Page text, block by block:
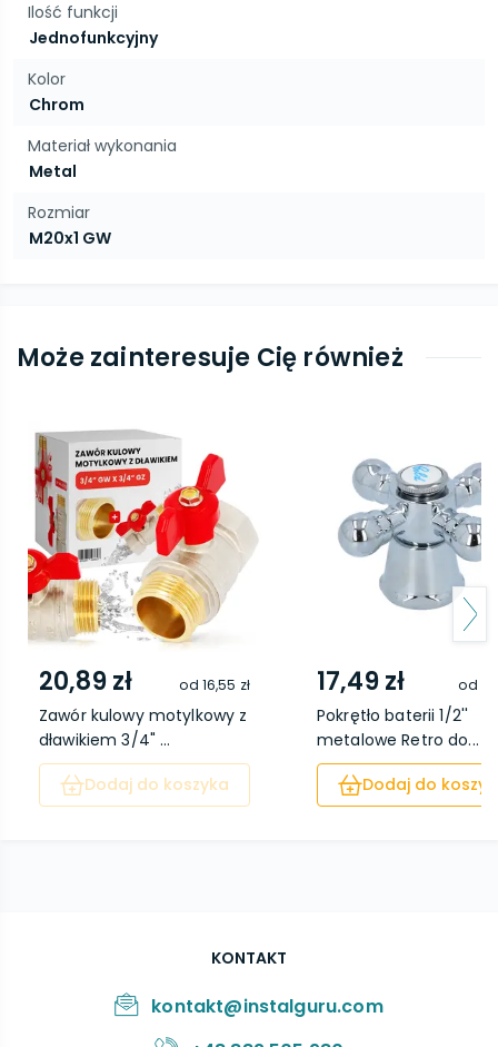
Ilość funkcji
Jednofunkcyjny
Kolor
Chrom
Materiał wykonania
Metal
Rozmiar
M20x1 GW
Może zainteresuje Cię również
20,89 zł od 16,55 zł
Zawór kulowy motylkowy z
dławikiem 3/4" ...
Dodaj do koszyka
17,49 zł od
Pokrętło baterii 1/2''
metalowe Retro do...
Dodaj do
KONTAKT
kontakt@instalguru.com